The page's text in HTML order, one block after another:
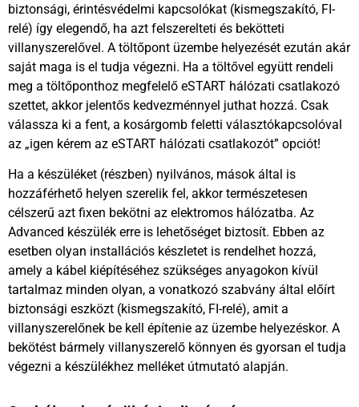
biztonsági, érintésvédelmi kapcsolókat (kismegszakító, FI-
relé) így elegendő, ha azt felszerelteti és bekötteti
villanyszerelővel. A töltőpont üzembe helyezését ezután akár
saját maga is el tudja végezni. Ha a töltővel együtt rendeli
meg a töltőponthoz megfelelő eSTART hálózati csatlakozó
szettet, akkor jelentős kedvezménnyel juthat hozzá. Csak
válassza ki a fent, a kosárgomb feletti választókapcsolóval
az „igen kérem az eSTART hálózati csatlakozót” opciót!
Ha a készüléket (részben) nyilvános, mások által is
hozzáférhető helyen szerelik fel, akkor természetesen
célszerű azt fixen bekötni az elektromos hálózatba. Az
Advanced készülék erre is lehetőséget biztosít. Ebben az
esetben olyan installációs készletet is rendelhet hozzá,
amely a kábel kiépítéséhez szükséges anyagokon kívül
tartalmaz minden olyan, a vonatkozó szabvány által előírt
biztonsági eszközt (kismegszakító, FI-relé), amit a
villanyszerelőnek be kell építenie az üzembe helyezéskor. A
bekötést bármely villanyszerelő könnyen és gyorsan el tudja
végezni a készülékhez melléket útmutató alapján.